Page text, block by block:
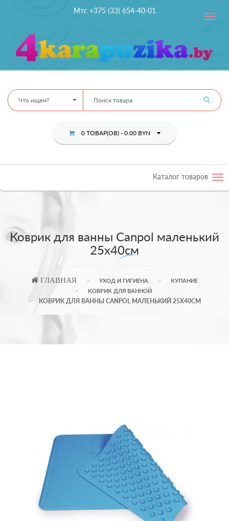
Мтс +375 (33) 654-40-01
Toggle
Что ищем?
0 ТОВАР(ОВ) - 0.00 BYN
Каталог товаров
Коврик для ванны Canpol маленький
25х40см
ГЛАВНАЯ УХОД И ГИГИЕНА
КУПАНИЕ
КОВРИК ДЛЯ ВАННОЙ
КОВРИК ДЛЯ ВАННЫ CANPOL МАЛЕНЬКИЙ 25Х40СМ